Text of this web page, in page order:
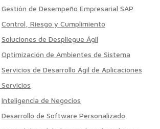
Gestión de Desempeño Empresarial SAP
Control, Riesgo y Cumplimiento
Soluciones de Despliegue Ágil
Optimización de Ambientes de Sistema
Servicios de Desarrollo Ágil de Aplicaciones
Inteligencia de Negocios
Desarrollo de Software Personalizado